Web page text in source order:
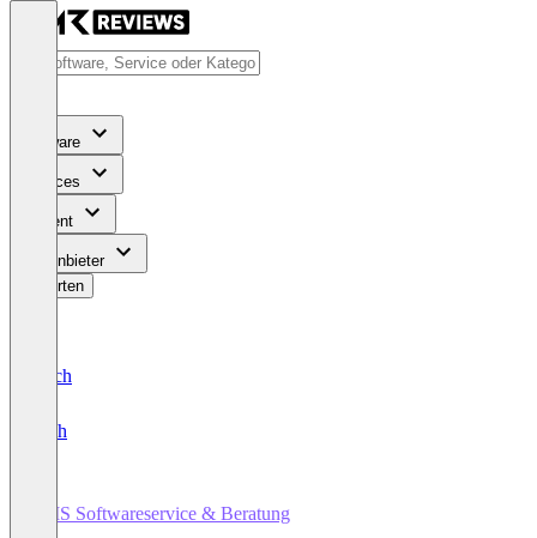
Software
Services
Content
Für Anbieter
Bewerten
Deutsch
English
EMS Softwareservice & Beratung